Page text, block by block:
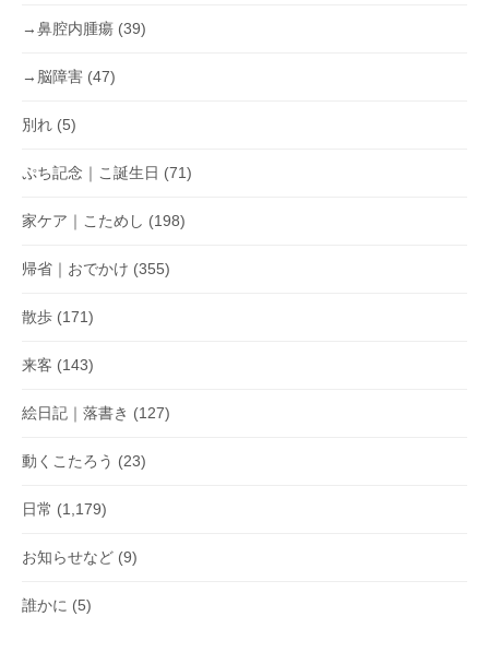
→鼻腔内腫瘍 (39)
→脳障害 (47)
別れ (5)
ぷち記念｜こ誕生日 (71)
家ケア｜こためし (198)
帰省｜おでかけ (355)
散歩 (171)
来客 (143)
絵日記｜落書き (127)
動くこたろう (23)
日常 (1,179)
お知らせなど (9)
誰かに (5)